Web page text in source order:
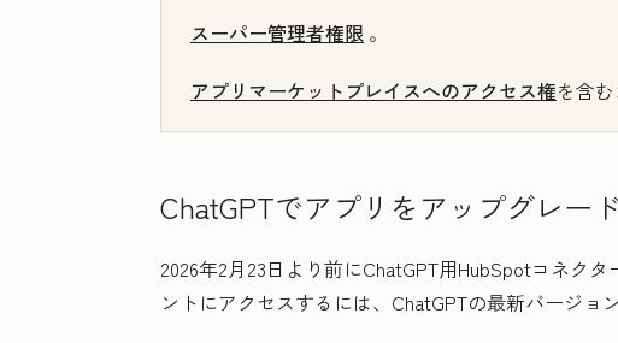
スーパー管理者権限 。
アプリマーケットプレイスへのアクセス権を含
ChatGPTでアプリをアップグレード
2026年2月23日より前にChatGPT用HubSpotコネクタ
ントにアクセスするには、ChatGPTの最新バージョ